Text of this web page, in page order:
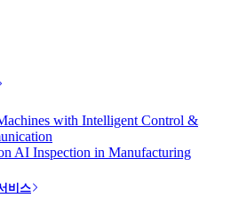
with Intelligent Control &
AI Inspection in Manufacturing
비스